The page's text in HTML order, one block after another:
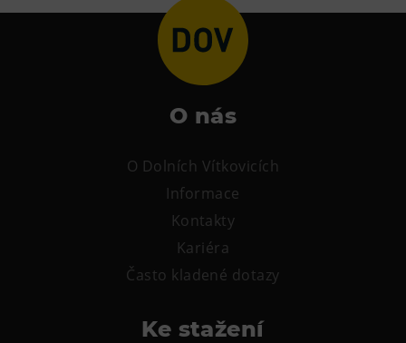
Výjezdní akce
O nás
O Dolních Vítkovicích
Informace
Kontakty
Kariéra
Často kladené dotazy
Ke stažení